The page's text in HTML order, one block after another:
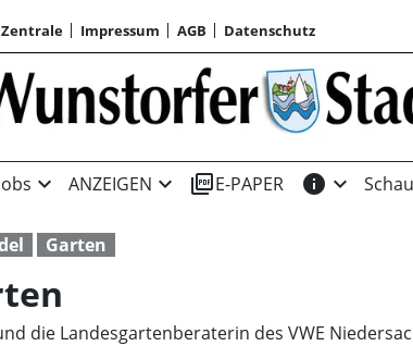
Zentrale Impressum AGB Datenschutz
expand_more ANZEIGEN expand_more picture_as_pdfE-PAPER info expand_more
Garten
die Landesgartenberaterin des VWE